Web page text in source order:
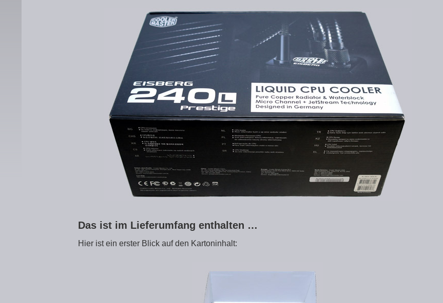
Das ist im Lieferumfang enthalten …
Hier ist ein erster Blick auf den Kartoninhalt: